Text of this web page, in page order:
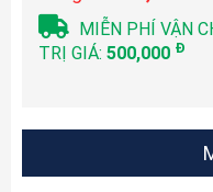
MIỄN PHÍ VẬN
TRỊ GIÁ: 500,000 Đ